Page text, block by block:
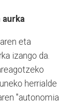
eta
izango da.
herrialde
"autonomia